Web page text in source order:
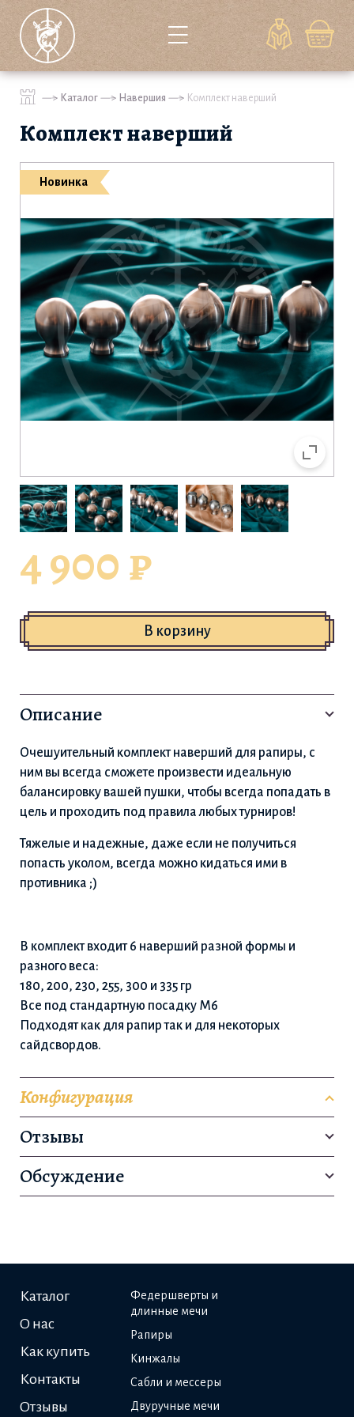
Каталог Навершия Комплект наверший
Комплект наверший
Новинка
4 900₽
Описание
Очешуительный комплект наверший для рапиры, с
ним вы всегда сможете произвести идеальную
балансировку вашей пушки, чтобы всегда попадать в
цель и проходить под правила любых турниров!
Тяжелые и надежные, даже если не получиться
попасть уколом, всегда можно кидаться ими в
противника ;)
В комплект входит 6 наверший разной формы и
разного веса:
180, 200, 230, 255, 300 и 335 гр
Все под стандартную посадку М6
Подходят как для рапир так и для некоторых
сайдсвордов.
Конфигурация
Отзывы
Обсуждение
Каталог
О нас
Как купить
Контакты
Отзывы
Федершверты и
длинные мечи
Рапиры
Кинжалы
Сабли и мессеры
Двуручные мечи